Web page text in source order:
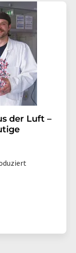
der Luft –